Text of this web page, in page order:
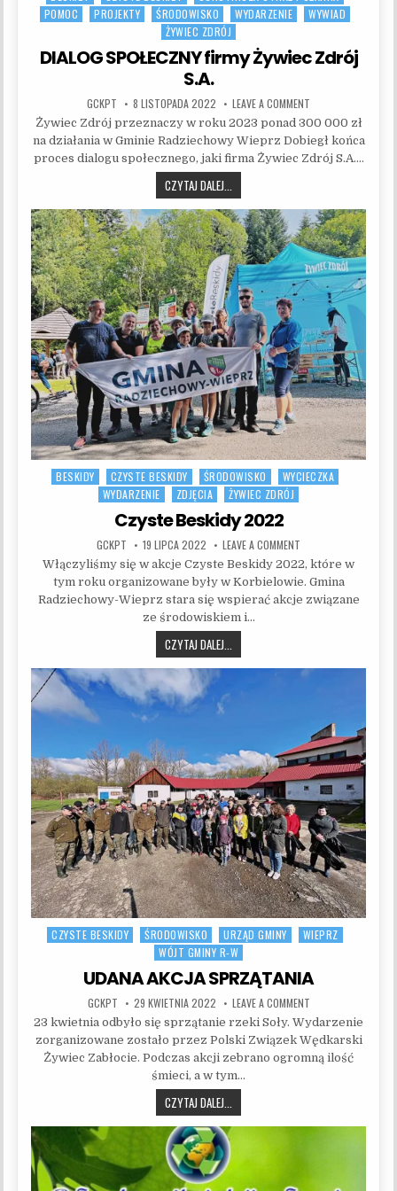
POMOC
PROJEKTY ŚRODOWISKO WYDARZENIE
WYWIAD
ŻYWIEC ZDRÓJ
DIALOG SPOŁECZNY firmy Żywiec Zdrój
S.A.
AUTHOR:
GCKPT PUBLISHED DATE:
8 LISTOPADA 2022 LEAVE A COMMENT
Żywiec Zdrój przeznaczy w roku 2023 ponad 300 000 zł
na działania w Gminie Radziechowy Wieprz Dobiegł końca
proces dialogu społecznego, jaki firma Żywiec Zdrój S.A….
CZYTAJ DALEJ...
Posted in
BESKIDY CZYSTE BESKIDY ŚRODOWISKO
WYCIECZKA
WYDARZENIE
ZDJĘCIA ŻYWIEC ZDRÓJ
Czyste Beskidy 2022
AUTHOR:
GCKPT PUBLISHED DATE:
19 LIPCA 2022 LEAVE A COMMENT
Włączyliśmy się w akcje Czyste Beskidy 2022, które w
tym roku organizowane były w Korbielowie. Gmina
Radziechowy-Wieprz stara się wspierać akcje związane
ze środowiskiem i…
CZYTAJ DALEJ...
Posted in
CZYSTE BESKIDY ŚRODOWISKO URZĄD GMINY
WIEPRZ
WÓJT GMINY R-W
UDANA AKCJA SPRZĄTANIA
AUTHOR:
GCKPT PUBLISHED DATE:
29 KWIETNIA 2022 LEAVE A COMMENTON UDANA AKCJA
23 kwietnia odbyło się sprzątanie rzeki Soły. Wydarzenie
zorganizowane zostało przez Polski Związek Wędkarski
Żywiec Zabłocie. Podczas akcji zebrano ogromną ilość
śmieci, a w tym…
CZYTAJ DALEJ...